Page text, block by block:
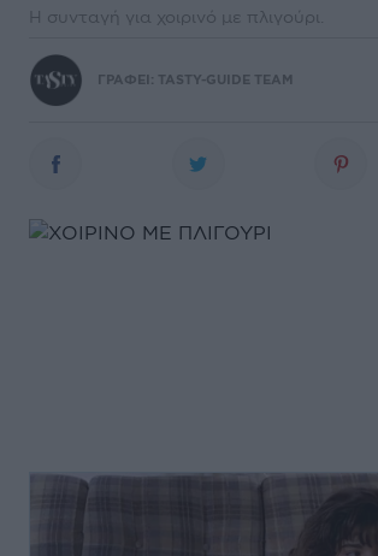
Η συνταγή για χοιρινό με πλιγούρι.
ΓΡΑΦΕΙ: TASTY-GUIDE TEAM